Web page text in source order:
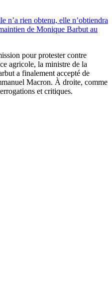
n’a rien obtenu, elle n’obtiendra
de Monique Barbut au
pour protester contre
agricole, la ministre de la
a finalement accepté de
Macron. À droite, comme
et critiques.